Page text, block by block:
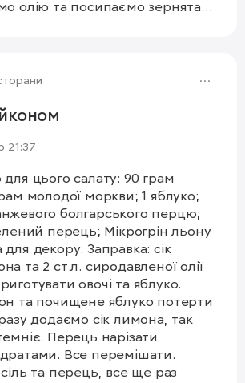
олію та посипаємо зернятами
21:37
цього салату: 90 грам
молодої моркви; 1 яблуко;
болгарського перцю;
Мікрогрін льону
Заправка: сік
та 2 ст.л. сиродавленої олії
та почищене яблуко потерти
додаємо сік лимона, так
Перець нарізати
Все перемішати.
та перець, все ще раз